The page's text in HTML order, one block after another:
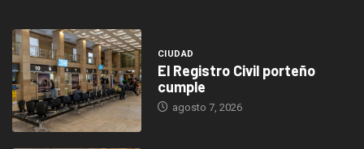
CIUDAD
El Registro Civil porteño
cumple
agosto 7, 2026